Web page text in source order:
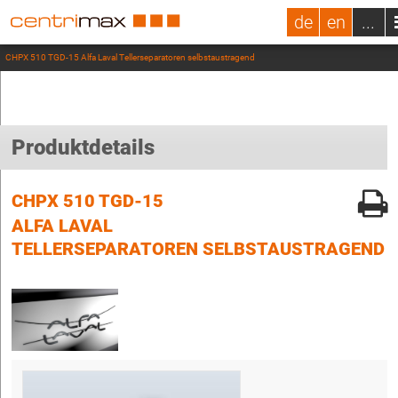
de en ...
CHPX 510 TGD-15 Alfa Laval Tellerseparatoren selbstaustragend
Produktdetails
CHPX 510 TGD-15
ALFA LAVAL
TELLERSEPARATOREN SELBSTAUSTRAGEND